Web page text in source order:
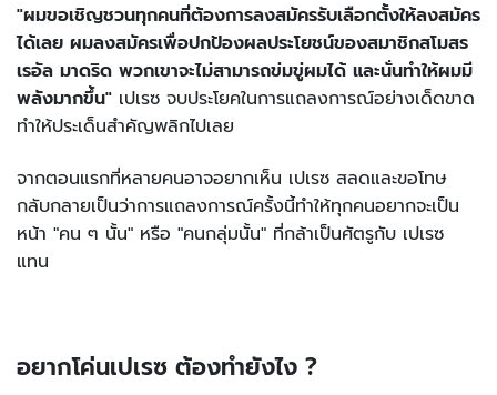
"ผมขอเชิญชวนทุกคนที่ต้องการลงสมัครรับเลือกตั้งให้ลงสมัคร
ได้เลย ผมลงสมัครเพื่อปกป้องผลประโยชน์ของสมาชิกสโมสร
เรอัล มาดริด พวกเขาจะไม่สามารถข่มขู่ผมได้ และนั่นทำให้ผมมี
พลังมากขึ้น" เปเรซ จบประโยคในการแถลงการณ์อย่างเด็ดขาด
ทำให้ประเด็นสำคัญพลิกไปเลย
จากตอนแรกที่หลายคนอาจอยากเห็น เปเรซ สลดและขอโทษ
กลับกลายเป็นว่าการแถลงการณ์ครั้งนี้ทำให้ทุกคนอยากจะเป็น
หน้า "คน ๆ นั้น" หรือ "คนกลุ่มนั้น" ที่กล้าเป็นศัตรูกับ เปเรซ
แทน
อยากโค่นเปเรซ ต้องทำยังไง ?